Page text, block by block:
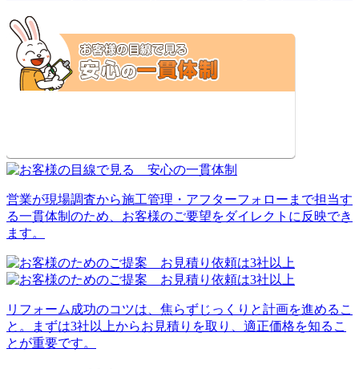
営業が現場調査から施工管理・アフターフォローまで担当す
る一貫体制のため、お客様のご要望をダイレクトに反映でき
ます。
リフォーム成功のコツは、焦らずじっくりと計画を進めるこ
と。まずは3社以上からお見積りを取り、適正価格を知るこ
とが重要です。